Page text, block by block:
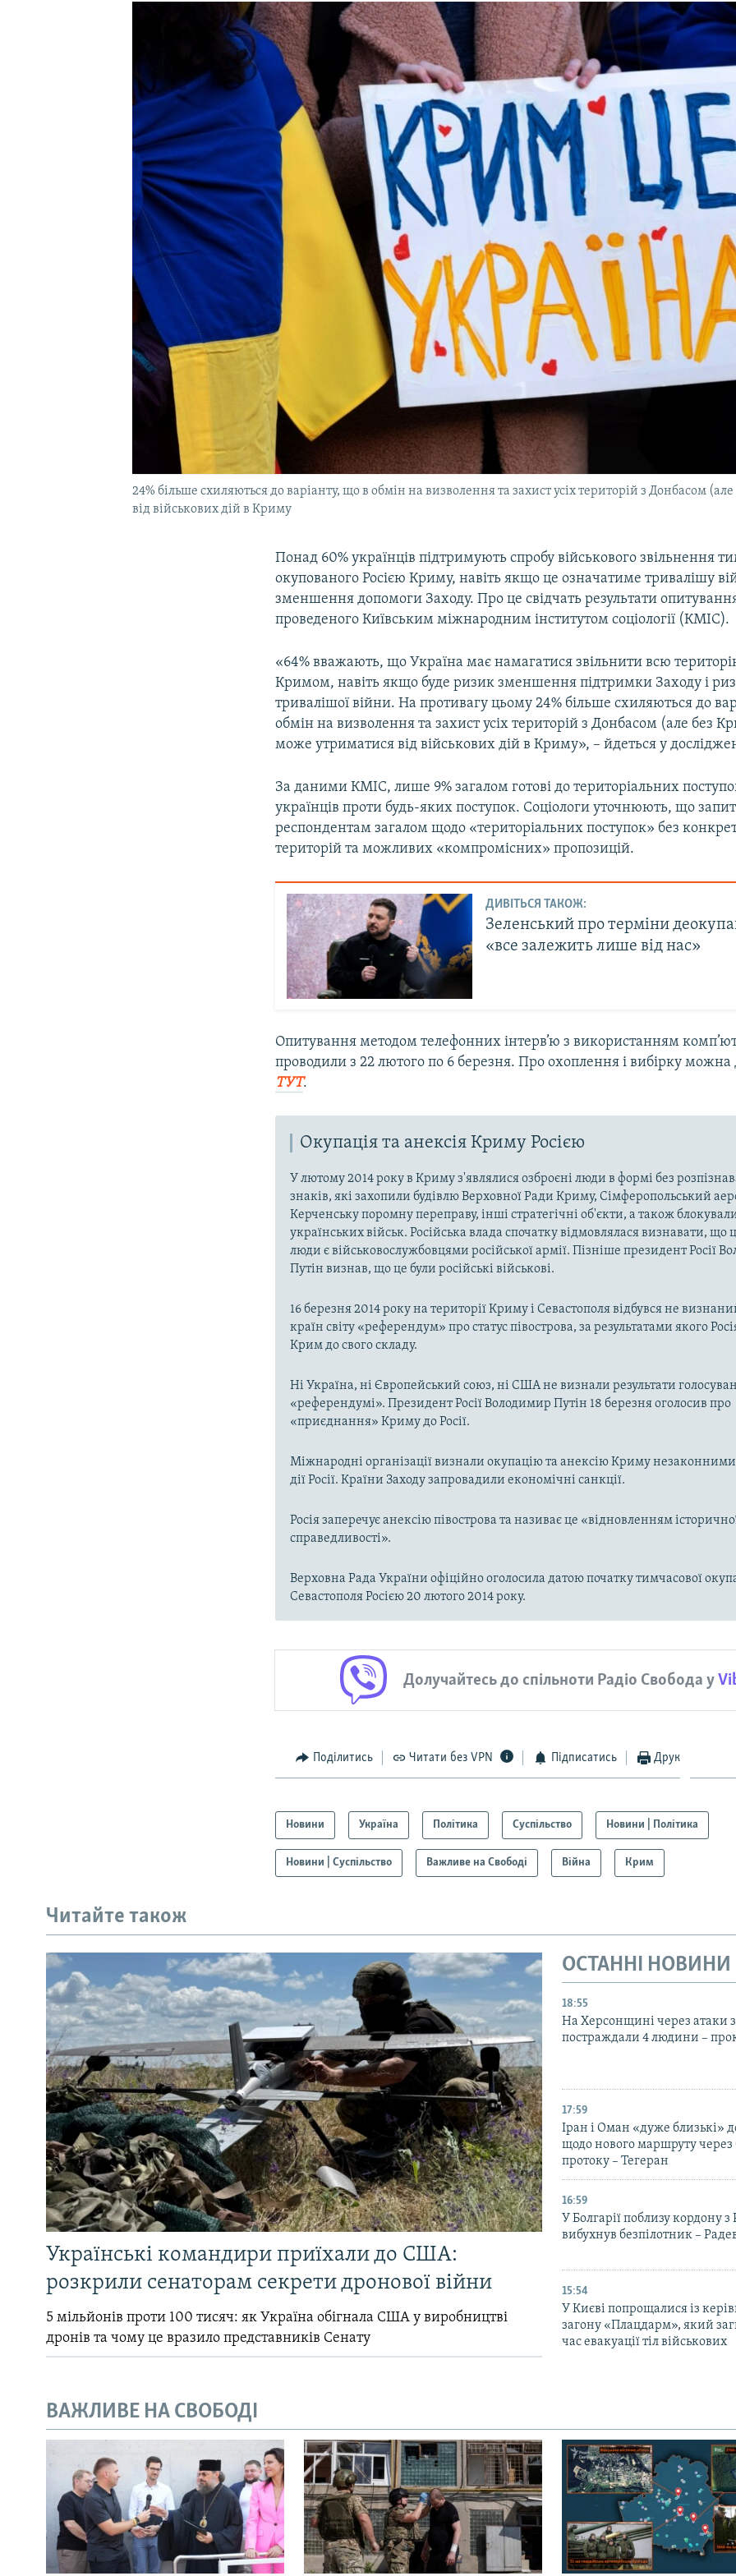
24% більше схиляються до варіанту, що в обмін на визволення та захист усіх територій з Донбасом
від військових дій в Криму
Понад 60% українців підтримують спробу військового звільнення
окупованого Росією Криму, навіть якщо це означатиме тривалішу
зменшення допомоги Заходу. Про це свідчать результати
проведеного Київським міжнародним інститутом соціології (КМІС).
«64% вважають, що Україна має намагатися звільнити всю
Кримом, навіть якщо буде ризик зменшення підтримки Заходу і
тривалішої війни. На противагу цьому 24% більше схиляються до
обмін на визволення та захист усіх територій з Донбасом (але без
може утриматися від військових дій в Криму», – йдеться у
За даними КМІС, лише 9% загалом готові до територіальних
українців проти будь-яких поступок. Соціологи уточнюють, що
респондентам загалом щодо «територіальних поступок» без
територій та можливих «компромісних» пропозицій.
ДИВІТЬСЯ ТАКОЖ:
Зеленський про терміни
«все залежить лише від нас»
Опитування методом телефонних інтерв’ю з використанням
проводили з 22 лютого по 6 березня. Про охоплення і вибірку можна
ТУТ.
Окупація та анексія Криму Росією
У лютому 2014 року в Криму з'являлися озброєні люди в формі без
знаків, які захопили будівлю Верховної Ради Криму, Сімферопольський
Керченську поромну переправу, інші стратегічні об'єкти, а також блокували
українських військ. Російська влада спочатку відмовлялася визнавати, що
люди є військовослужбовцями російської армії. Пізніше президент Росії
Путін визнав, що це були російські військові.
16 березня 2014 року на території Криму і Севастополя відбувся не
країн світу «референдум» про статус півострова, за результатами якого
Крим до свого складу.
Ні Україна, ні Європейський союз, ні США не визнали результати
«референдумі». Президент Росії Володимир Путін 18 березня оголосив про
«приєднання» Криму до Росії.
Міжнародні організації визнали окупацію та анексію Криму незаконними
дії Росії. Країни Заходу запровадили економічні санкції.
Росія заперечує анексію півострова та називає це «відновленням
справедливості».
Верховна Рада України офіційно оголосила датою початку тимчасової
Севастополя Росією 20 лютого 2014 року.
Долучайтесь до спільноти Радіо Свобода у
Поділитись Читати без VPN Підписатись Друк
Новини Україна Політика Суспільство Новини | Політика
Новини | Суспільство Важливе на Свободі Війна Крим
Читайте також
Українські командири приїхали до США:
розкрили сенаторам секрети дронової війни
5 мільйонів проти 100 тисяч: як Україна обігнала США у виробництві
дронів та чому це вразило представників Сенату
ОСТАННІ НОВИНИ
18:55
На Херсонщині через атаки
постраждали 4 людини –
17:59
Іран і Оман «дуже близькі»
щодо нового маршруту
протоку – Тегеран
16:59
У Болгарії поблизу кордону
вибухнув безпілотник –
15:54
У Києві попрощалися із
загону «Плацдарм», який
час евакуації тіл військових
ВАЖЛИВЕ НА СВОБОДІ